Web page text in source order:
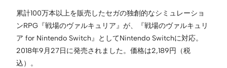
累計100万本以上を販売したセガの独創的なシミュレーショ
ンRPG『戦場のヴァルキュリア』が、『戦場のヴァルキュリ
ア for Nintendo Switch』としてNintendo Switchに対応。
2018年9月27日に発売されました。価格は2,189円（税
込）。